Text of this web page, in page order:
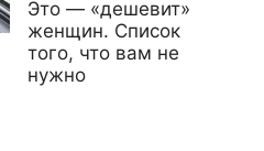
Это — «дешевит»
женщин. Список
того, что вам не
нужно